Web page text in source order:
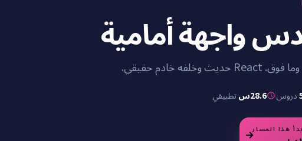
واجهة أمامية
دروس 28.6س تطبيقي
هذا المسار